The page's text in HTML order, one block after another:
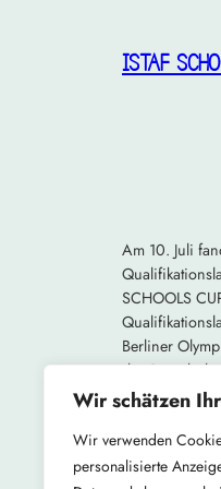
Wir schätzen
Wir verwenden
personalisierte
ISTAF
Am 10. Juli
SCHOOLS
Berliner
die
vertreten,
2013 & 2014
Schule